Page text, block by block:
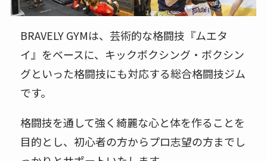
BRAVELY GYMは、芸術的な格闘技『ムエタ
イ』をベースに、キックボクシング・ボクシン
グといった格闘技にも対応する総合格闘技ジム
です。
格闘技を通して強く綺麗な心と体を作ることを
目的とし、初心者の方からプロ志望の方までし